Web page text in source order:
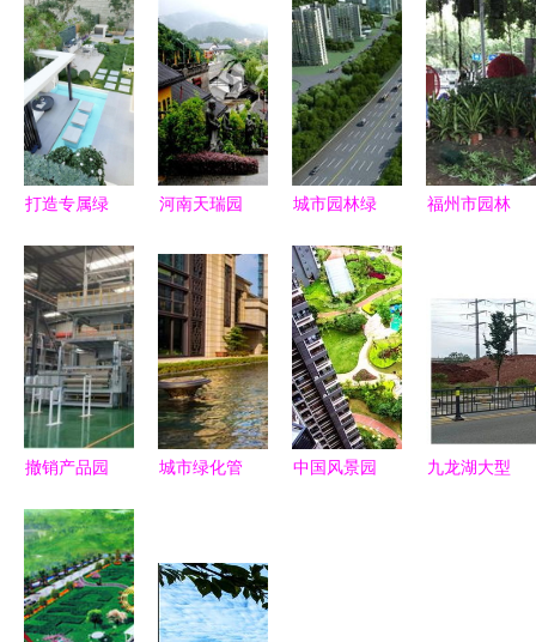
打造专属绿
墅花园设计
与园林景观
改造全解析
河南天瑞园
安阳地区卵
石路面施工
方案与最低
优惠价格解
析
城市园林绿
及验收规范
推动可持续
发展的绿色
引擎
福州市园林
以优质绿化
献礼十九大
撤销产品园
布与建筑施
工无纺布定
制对城市绿
城市绿化管
割方法与技
巧详解
中国风景园
九龙湖大型